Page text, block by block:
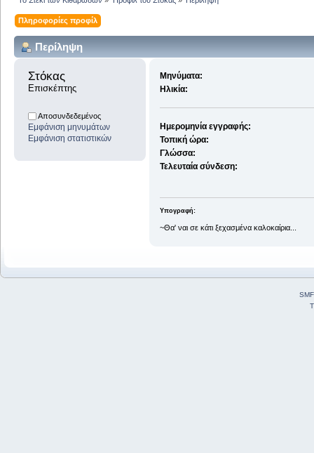
Πληροφορίες προφίλ
Περίληψη
Στόκας
Επισκέπτης
Αποσυνδεδεμένος
Εμφάνιση μηνυμάτων
Εμφάνιση στατιστικών
Μηνύματα:
Ηλικία:
Ημερομηνία εγγραφής:
Τοπική ώρα:
Γλώσσα:
Τελευταία σύνδεση:
Υπογραφή:
~Θα' ναι σε κάτι ξεχασμένα καλοκαίρια...